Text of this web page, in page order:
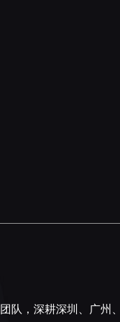
队，深耕深圳、广州